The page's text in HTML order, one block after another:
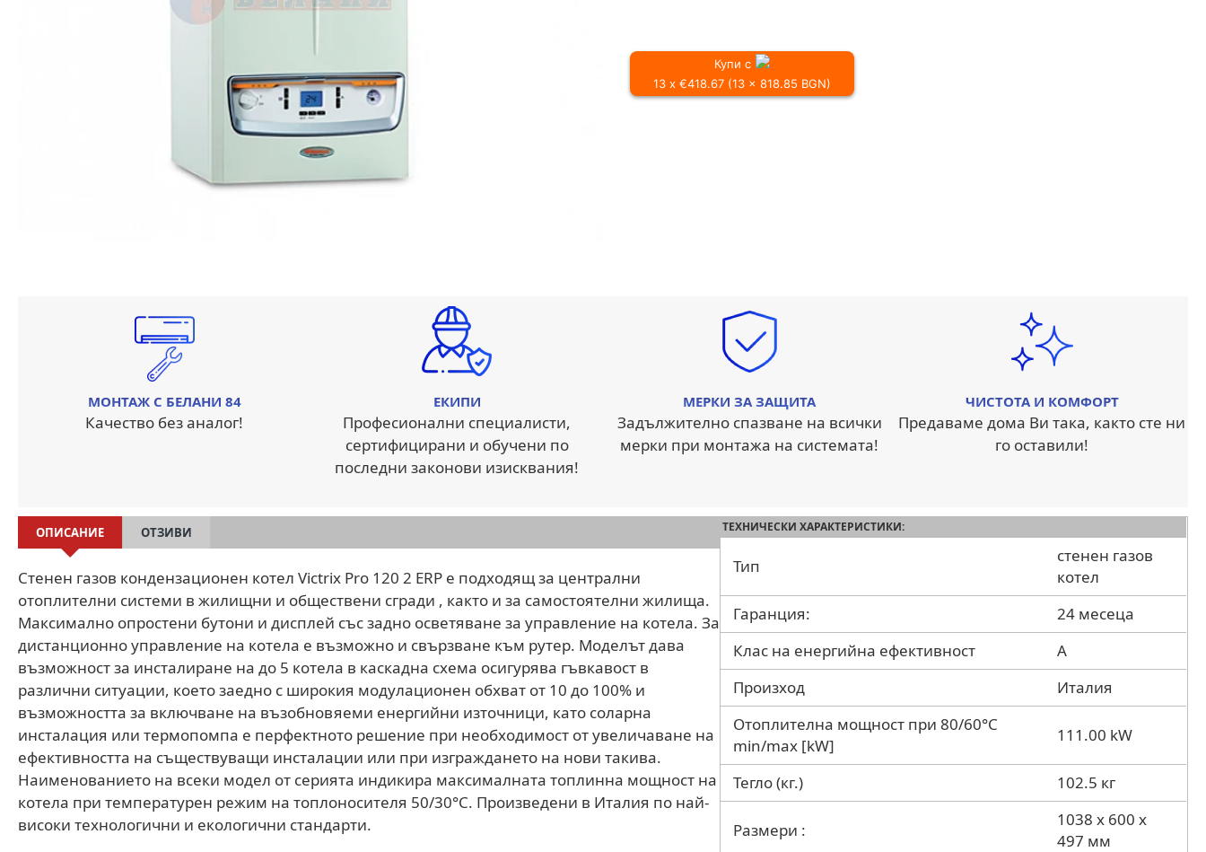
Купи с
13 x €418.67 (13 x 818.85 BGN)
МОНТАЖ С БЕЛАНИ 84
Качество без аналог!
ЕКИПИ
Професионални специалисти,
сертифицирани и обучени по
последни законови изисквания!
МЕРКИ ЗА ЗАЩИТА
Задължително спазване на всички
мерки при монтажа на системата!
ЧИСТОТА И КОМФОРТ
Предаваме дома Ви така, както сте ни
го оставили!
ОПИСАНИЕ ОТЗИВИ
Стенен газов кондензационен котел Victrix Pro 120 2 ERP е подходящ за централни
отоплителни системи в жилищни и обществени сгради , както и за самостоятелни жилища.
Максимално опростени бутони и дисплей със задно осветяване за управление на котела. За
дистанционно управление на котела е възможно и свързване към рутер. Моделът дава
възможност за инсталиране на до 5 котела в каскадна схема осигурява гъвкавост в
различни ситуации, което заедно с широкия модулационен обхват от 10 до 100% и
възможността за включване на възобновяеми енергийни източници, като соларна
инсталация или термопомпа е перфектното решение при необходимост от увеличаване на
ефективността на съществуващи инсталации или при изграждането на нови такива.
Наименованието на всеки модел от серията индикира максималната топлинна мощност на
котела при температурен режим на топлоносителя 50/30°С. Произведени в Италия по най-
високи технологични и екологични стандарти.
ТЕХНИЧЕСКИ ХАРАКТЕРИСТИКИ:
Тип
стенен газов
котел
Гаранция:
24 месеца
Клас на енергийна ефективност
A
Произход
Италия
Отоплителна мощност при 80/60°С
min/max [kW]
111.00 kW
Тегло (кг.) 102.5 кг
Размери :
1038 х 600 х
497 мм